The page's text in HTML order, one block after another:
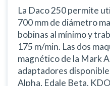
La Daco 250 permite
700 mm de diámetro
bobinas al mínimo y
175 m/min. Las dos
magnético de la Mark
adaptadores
Alpha, Edale Beta,